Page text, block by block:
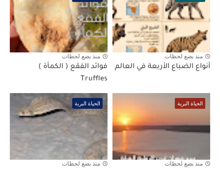
منذ بضع لحظات
أنواع الضباع الأربعة في العالم
منذ بضع لحظات
فوائد الفقع ( الكمأة )
Truffles
الحياة البرية
منذ بضع لحظات
الحياة البرية
منذ بضع لحظات